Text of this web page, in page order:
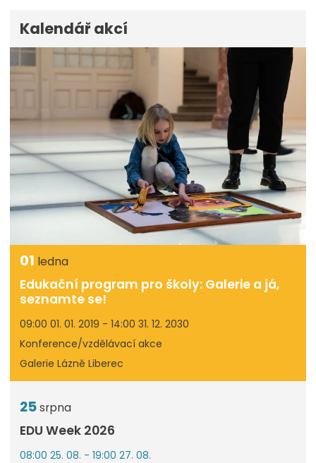
Kalendář akcí
01 ledna
Edukační program pro školy: Galerie a já,
seznamte se!
09:00 01. 01. 2019 - 14:00 31. 12. 2030
Konference/vzdělávací akce
Galerie Lázně Liberec
25srpna
EDU Week 2026
08:00 25. 08. - 19:00 27. 08.